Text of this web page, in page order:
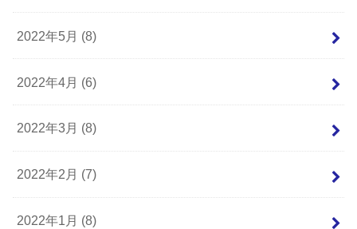
2022年5月 (8)
2022年4月 (6)
2022年3月 (8)
2022年2月 (7)
2022年1月 (8)